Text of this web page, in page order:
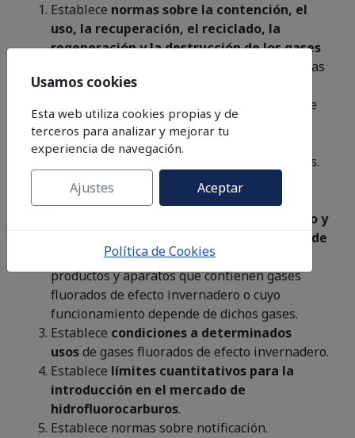
Establece normas sobre la contención, el
uso, la recuperación, el reciclado, la
regeneración y la destrucción de los gases
y sobre las
medidas de acompañamiento conexas, como
, que incluye
lamanipulación segura de los gases
fluorados de efecto invernadero
sustancias alternativas que no son fluoradas.
Impone condiciones a la producción, la
importación, la exportación, la
introducción en el mercado, el suministro y
el uso posteriores de los gases fluorados de
efecto invernaderoy de determinados
productos y aparatos que contienen gases
fluorados de efecto invernadero o cuyo
funcionamiento depende de dichos gases.
Establece condiciones a determinados
usosde gases fluorados de efecto invernadero.
Establece límites cuantitativos para la
introducción en el mercado de
hidrofluorocarburos.
Establece normas sobre notificación.
Usamos cookies
Esta web utiliza cookies propias y de
terceros para analizar y mejorar tu
experiencia de navegación.
Ajustes Aceptar
Política de Cookies